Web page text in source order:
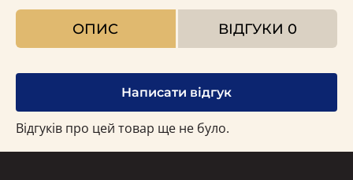
ОПИС ВІДГУКИ 0
Написати відгук
Відгуків про цей товар ще не було.